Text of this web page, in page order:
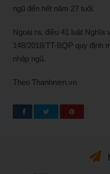
ngũ đến hết năm 27 tuổi.
Ngoài ra, điều 41 luật Nghĩa
148/2018/TT-BQP quy định
nhập ngũ.
Theo Thanhnien.vn